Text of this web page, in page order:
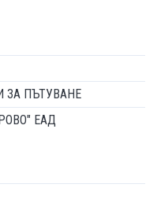
ЗА ПЪТУВАНЕ
ЕАД